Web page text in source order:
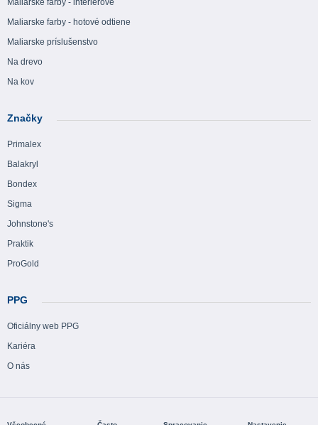
Maliarske farby - interiérové
Maliarske farby - hotové odtiene
Maliarske príslušenstvo
Na drevo
Na kov
Značky
Primalex
Balakryl
Bondex
Sigma
Johnstone's
Praktik
ProGold
PPG
Oficiálny web PPG
Kariéra
O nás